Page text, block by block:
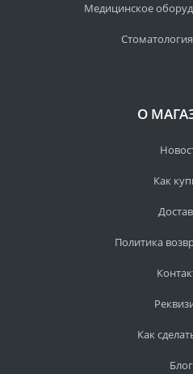
Медицинское
Стоматология
О
Как
Политика
Как
Блог